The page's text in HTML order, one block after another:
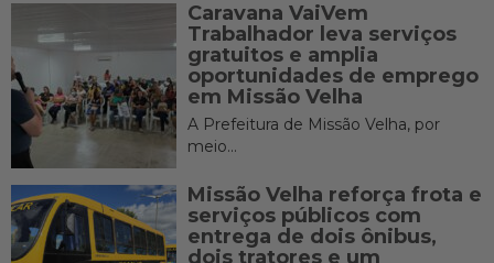
Caravana VaiVem
Trabalhador leva serviços
gratuitos e amplia
oportunidades de emprego
em Missão Velha
A Prefeitura de Missão Velha, por
meio...
Missão Velha reforça frota e
serviços públicos com
entrega de dois ônibus,
dois tratores e um